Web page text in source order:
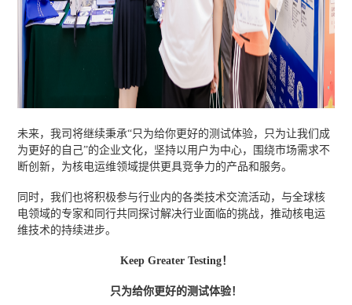
未来，我司将继续秉承“只为给你更好的测试体验，只为让我们成
为更好的自己”的企业文化，坚持以用户为中心，围绕市场需求不
断创新，为核电运维领域提供更具竞争力的产品和服务。
同时，我们也将积极参与行业内的各类技术交流活动，与全球核
电领域的专家和同行共同探讨解决行业面临的挑战，推动核电运
维技术的持续进步。
Keep Greater Testing！
只为给你更好的测试体验！